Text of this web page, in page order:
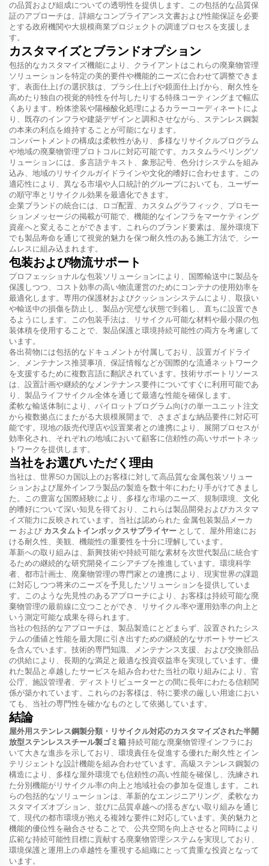
の品質および組成についての透明性を提供します。この包括的な品質保
証のアプローチは、詳細なコンプライアンス文書および性能保証を必要
とする政府機関や大規模商業プロジェクトの調達プロセスを支援しま
す。
カスタマイズとブランドオプション
包括的なカスタマイズ機能により、クライアントはこれらの廃棄物管理
ソリューションを特定の美的要件や機能的ニーズに合わせて調整できま
す。表面仕上げの選択肢は、ブラシ仕上げや鏡面仕上げから、耐久性を
高めたり独自の視覚的特性を付与したりする特殊コーティングまで幅広
くあります。粉体塗装や陽極酸化処理によるカラーコーディネートによ
り、既存のインフラや建築デザインと調和させながら、ステンレス鋼製
の本来の利点を維持することが可能になります。
コンパートメントの構成は柔軟性があり、多様なリサイクルプログラム
や地域の廃棄物管理プロトコルに対応可能です。カスタムラベリングソ
リューションには、多言語テキスト、象形記号、色分けシステムを組み
込み、地域のリサイクルガイドラインや文化的嗜好に合わせます。この
適応性により、異なる市場や人口統計的グループにおいても、ユーザー
の順守率とリサイクル効果を最適化できます。
企業ブランドの統合には、ロゴ配置、カスタムグラフィック、プロモー
ションメッセージの掲載が可能で、機能的なインフラをマーケティング
資産へと変えることができます。これらのブランド要素は、屋外環境下
でも製品寿命を通じて視覚的魅力を保つ耐久性のある施工方法で、シー
ムレスに組み込まれます。
包装および物流サポート
プロフェッショナルな包装ソリューションにより、国際輸送中に製品を
保護しつつ、コスト効率の高い物流運営のためにコンテナの使用効率を
最適化します。専用の保護材およびクッションシステムにより、取扱い
や輸送中の損傷を防止し、製品が完璧な状態で到着し、直ちに設置でき
るようにします。この包装手法は、リサイクル可能な材料や最小限の包
装体積を使用することで、製品保護と環境持続可能性の両方を考慮して
います。
各出荷物には包括的なドキュメントが付属しており、設置ガイドライ
ン、メンテナンス推奨事項、保証情報などが国際的な流通ネットワーク
を支援するために複数言語に翻訳されています。技術サポートリソース
は、設置計画や継続的なメンテナンス要件についてすぐに利用可能であ
り、製品ライフサイクル全体を通じて最適な性能を確保します。
柔軟な輸送体制により、パイロットプログラム向けの単一ユニット注文
から複数拠点にまたがる大規模展開まで、さまざまな納品要件に対応可
能です。現地の販売代理店や設置業者との連携により、展開プロセスが
効率化され、それぞれの地域において顧客に信頼性の高いサポートネッ
トワークを提供します。
当社をお選びいただく理由
当社は、世界50カ国以上のお客様に対して高品質な金属包装ソリュー
ションおよび屋外インフラ製品の製造を数十年にわたり手がけてきまし
た。この豊富な国際経験により、多様な市場のニーズ、規制環境、文化
的嗜好について深い知見を得ており、これらは製品開発およびカスタマ
イズ能力に反映されています。当社は認められた 金属包装製品メーカ
ー および カスタムトインボックスサプライヤー として、屋外用途にお
ける耐久性、美観、機能性の重要性を十分に理解しています。
革新への取り組みは、新興技術や持続可能な素材を次世代製品に統合す
るための継続的な研究開発イニシアチブを推進しています。環境科学
者、都市計画士、廃棄物管理の専門家との連携により、現実世界の課題
に対応しつつ将来のニーズを予見したソリューションを提供していま
す。このような先見性のあるアプローチにより、お客様は持続可能な廃
棄物管理の最前線に立つことができ、リサイクル率や運用効率の向上と
いう測定可能な成果を得られます。
当社の包括的なアプローチは、製品製造にとどまらず、設置されたシス
テムの価値と性能を最大限に引き出すための継続的なサポートサービス
を含んでいます。技術的専門知識、メンテナンス支援、および交換部品
の供給により、長期的な満足と最適な投資収益率を実現しています。優
れた製品と卓越したサービスを組み合わせた当社の取り組みにより、官
公庁、施設管理者、ディストリビューターとの間に長年にわたる信頼関
係が築かれています。これらのお客様は、特に要求の厳しい用途におい
ても、当社の専門性を確かなものとして依拠しています。
結論
屋外用ステンレス鋼製分類・リサイクル対応のカスタマイズされた半開
放型ステンレススチール製ゴミ箱持続可能な廃棄物管理インフラにお
いて大きな進歩を示しており、環境責任を促進する優れた耐久性とイン
テリジェントな設計機能を組み合わせています。高級ステンレス鋼製の
構造により、多様な屋外環境でも信頼性の高い性能を確保し、洗練され
た分別機能がリサイクル率の向上と地域社会の参加を促進します。これ
らの包括的なソリューションは、革新的なエンジニアリング、柔軟なカ
スタマイズオプション、並びに品質卓越への揺るぎない取り組みを通じ
て、現代の都市環境が抱える複雑な要件に対応しています。美的魅力と
機能的優位性を融合させることで、公共空間を向上させると同時により
広範な持続可能性目標に貢献する廃棄物管理システムを実現しており、
環境保護と運用上の卓越性を重視する組織にとって貴重な投資となって
います。